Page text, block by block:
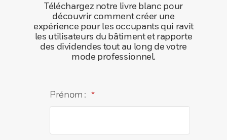
Téléchargez notre livre blanc pour
découvrir comment créer une
expérience pour les occupants qui ravit
les utilisateurs du bâtiment et rapporte
des dividendes tout au long de votre
mode professionnel.
*
Prénom :